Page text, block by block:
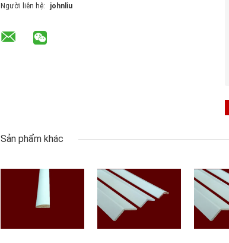
Người liên hệ: johnliu
Sản phẩm khác